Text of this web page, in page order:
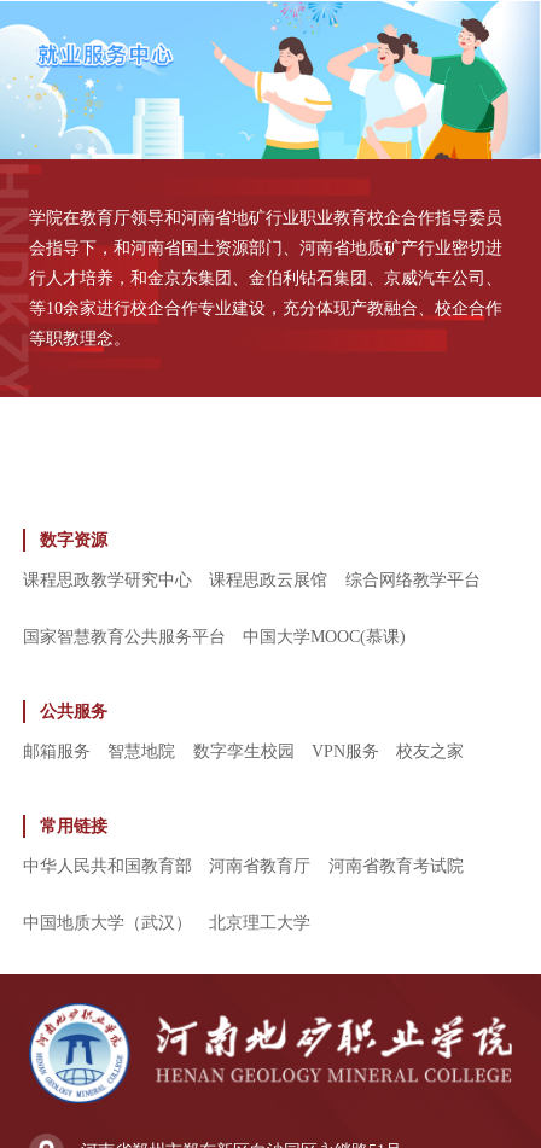
学院在教育厅领导和河南省地矿行业职业教育校企合作指导委员
会指导下，和河南省国土资源部门、河南省地质矿产行业密切进
行人才培养，和金京东集团、金伯利钻石集团、京威汽车公司、
等10余家进行校企合作专业建设，充分体现产教融合、校企合作
等职教理念。
数字资源
课程思政教学研究中心 课程思政云展馆 综合网络教学平台
国家智慧教育公共服务平台 中国大学MOOC(慕课)
公共服务
邮箱服务 智慧地院 数字孪生校园 VPN服务 校友之家
常用链接
中华人民共和国教育部 河南省教育厅 河南省教育考试院
中国地质大学（武汉） 北京理工大学